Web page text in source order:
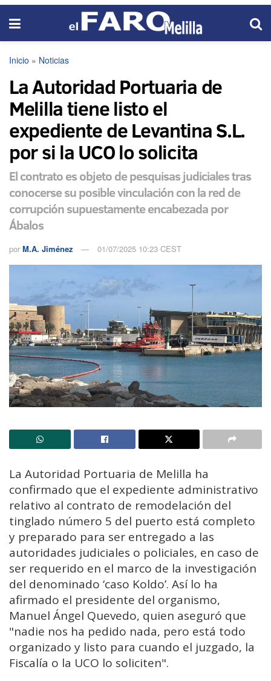
Inicio » Noticias
La Autoridad Portuaria de
Melilla tiene listo el
expediente de Levantina S.L.
por si la UCO lo solicita
El contrato es objeto de pesquisas judiciales tras
conocerse su posible vinculación con la red de
corrupción supuestamente encabezada por
Ábalos
por M.A. Jiménez 01/07/2025 10:23 CEST
La Autoridad Portuaria de Melilla ha
confirmado que el expediente administrativo
relativo al contrato de remodelación del
tinglado número 5 del puerto está completo
y preparado para ser entregado a las
autoridades judiciales o policiales, en caso de
ser requerido en el marco de la investigación
del denominado ‘caso Koldo’. Así lo ha
afirmado el presidente del organismo,
Manuel Ángel Quevedo, quien aseguró que
"nadie nos ha pedido nada, pero está todo
organizado y listo para cuando el juzgado, la
Fiscalía o la UCO lo soliciten".